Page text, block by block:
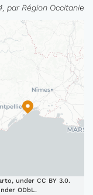
par Région Occitanie
under CC BY 3.0.
ODbL.